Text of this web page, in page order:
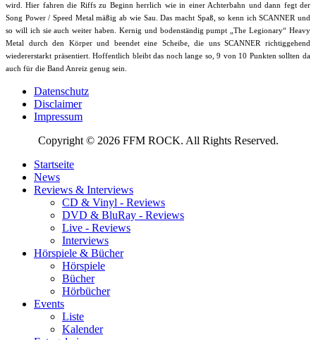
wird. Hier fahren die Riffs zu Beginn herrlich wie in einer Achterbahn und dann fegt der
Song Power / Speed Metal mäßig ab wie Sau. Das macht Spaß, so kenn ich SCANNER und
so will ich sie auch weiter haben. Kernig und bodenständig pumpt „The Legionary“ Heavy
Metal durch den Körper und beendet eine Scheibe, die uns SCANNER richtiggehend
wiedererstarkt präsentiert. Hoffentlich bleibt das noch lange so, 9 von 10 Punkten sollten da
auch für die Band Anreiz genug sein.
Datenschutz
Disclaimer
Impressum
Copyright © 2026 FFM ROCK. All Rights Reserved.
Startseite
News
Reviews & Interviews
CD & Vinyl - Reviews
DVD & BluRay - Reviews
Live - Reviews
Interviews
Hörspiele & Bücher
Hörspiele
Bücher
Hörbücher
Events
Liste
Kalender